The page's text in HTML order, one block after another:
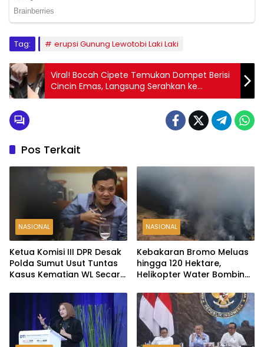
Tag: erupsi Gunung Lewotobi Laki Laki
Viral! Bocah Cipete Temukan Dompet Berisi
Cincin Emas, Langsung Serahkan ke
Kelurahan dan Tuai Pujian Netizen
Pos Terkait
NASIONAL
Ketua Komisi III DPR Desak
Polda Sumut Usut Tuntas
Kasus Kematian WL Secara
NASIONAL
Kebakaran Bromo Meluas
hingga 120 Hektare,
Helikopter Water Bombing